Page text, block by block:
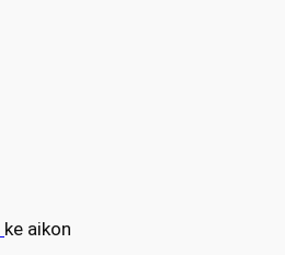
ke aikon